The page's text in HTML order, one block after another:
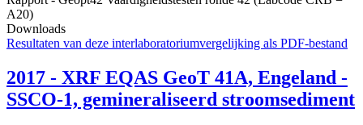
A20)
Downloads
Resultaten van deze interlaboratoriumvergelijking als PDF-bestand
2017 - XRF EQAS GeoT 41A, Engeland -
SSCO-1, gemineraliseerd stroomsediment